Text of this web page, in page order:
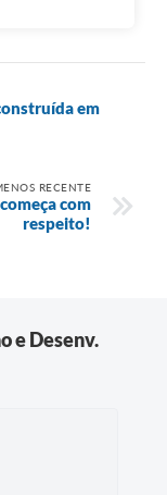
em
RECENTE
com
respeito!
e Desenv.